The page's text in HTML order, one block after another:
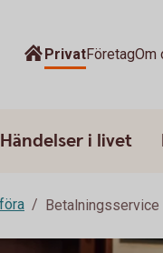
PrivatFöretagOm
Händelser i livet
Betalningsservice